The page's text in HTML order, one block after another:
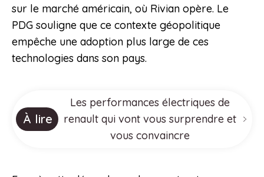
sur le marché américain, où Rivian opère. Le
PDG souligne que ce contexte géopolitique
empêche une adoption plus large de ces
technologies dans son pays.
À lire
Les performances électriques de
renault qui vont vous surprendre et
vous convaincre